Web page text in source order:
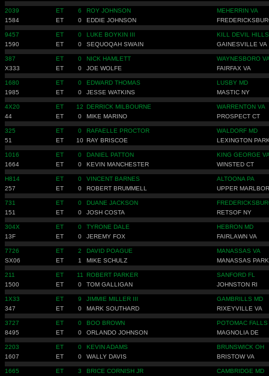
2039 ET 6 ROY JOHNSON
MEHERRIN VA
1584
ET 0 EDDIE JOHNSON
9457 ET 0 LUKE BOYKIN III
KILL DEVIL
1590
ET 0 SEQUOQAH SWAIN GAINESVILLE VA
387 ET 0 NICK HAMLETT
WAYNESBORO
X333
ET 0 JOE WOLFE FAIRFAX VA
1680 ET 0 EDWARD THOMAS
LUSBY MD
1985
ET 0 JESSE WATKINS MASTIC NY
4X20 ET 12 DERRICK MILBOURNE
WARRENTON VA
44
ET 0 MIKE MARINO PROSPECT CT
325 ET 0 RAFAELLE PROCTOR
WALDORF MD
51
ET 10 RAY BRISCOE LEXINGTON
1016 ET 0 DANIEL PATTON
KING GEORGE
1664
ET 0 KEVIN MANCHESTER WINSTED CT
H814 ET 0 VINCENT BARNES
ALTOONA PA
257
ET 0 ROBERT BRUMMELL UPPER
731 ET 0 DUANE JACKSON
151
ET 0 JOSH COSTA RETSOF NY
304X ET 0 TYRONE DALE
HEBRON MD
13F
ET 0 JEREMY FOX FAIRLAWN VA
7726 ET 2 DAVID POAGUE
MANASSAS VA
SX06
ET 1 MIKE SCHULZ MANASSAS
211 ET 11 ROBERT PARKER
SANFORD FL
1500
ET 0 TOM GALLIGAN JOHNSTON RI
1X33 ET 9 JIMMIE MILLER III
GAMBRILLS MD
347
ET 0 MARK SOUTHARD RIXEYVILLE VA
3727 ET 0 BOO BROWN
POTOMAC FALLS
8495
ET 0 ORLANDO JOHNSON MAGNOLIA DE
2203 ET 0 KEVIN ADAMS
BRUNSWICK OH
1607
ET 0 WALLY DAVIS BRISTOW VA
1665 ET 3 BRICE CORNISH JR
CAMBRIDGE MD